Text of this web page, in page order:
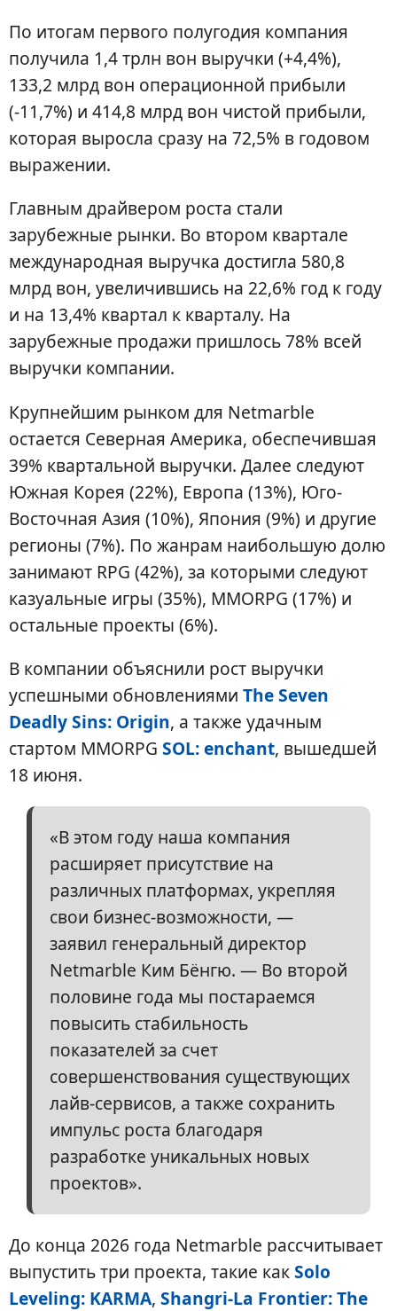
По итогам первого полугодия компания
получила 1,4 трлн вон выручки (+4,4%),
133,2 млрд вон операционной прибыли
(-11,7%) и 414,8 млрд вон чистой прибыли,
которая выросла сразу на 72,5% в годовом
выражении.
Главным драйвером роста стали
зарубежные рынки. Во втором квартале
международная выручка достигла 580,8
млрд вон, увеличившись на 22,6% год к году
и на 13,4% квартал к кварталу. На
зарубежные продажи пришлось 78% всей
выручки компании.
Крупнейшим рынком для Netmarble
остается Северная Америка, обеспечившая
39% квартальной выручки. Далее следуют
Южная Корея (22%), Европа (13%), Юго-
Восточная Азия (10%), Япония (9%) и другие
регионы (7%). По жанрам наибольшую долю
занимают RPG (42%), за которыми следуют
казуальные игры (35%), MMORPG (17%) и
остальные проекты (6%).
В компании объяснили рост выручки
успешными обновлениями The Seven
Deadly Sins: Origin, а также удачным
стартом MMORPG SOL: enchant, вышедшей
18 июня.
«В этом году наша компания
расширяет присутствие на
различных платформах, укрепляя
свои бизнес-возможности, —
заявил генеральный директор
Netmarble Ким Бёнгю. — Во второй
половине года мы постараемся
повысить стабильность
показателей за счет
совершенствования существующих
лайв-сервисов, а также сохранить
импульс роста благодаря
разработке уникальных новых
проектов».
До конца 2026 года Netmarble рассчитывает
выпустить три проекта, такие какSolo
Leveling: KARMA, Shangri-La Frontier: The